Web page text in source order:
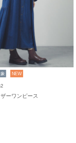
NEW
ーワンピース